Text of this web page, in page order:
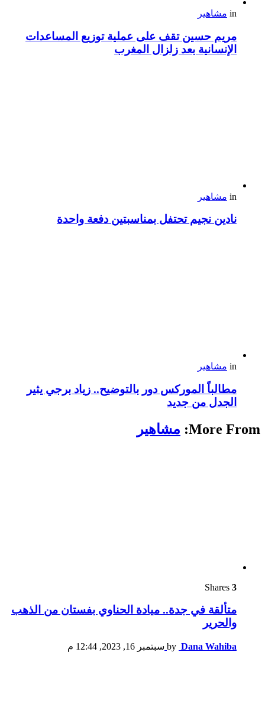
in مشاهير
مريم حسين تقف على عملية توزيع المساعدات
الإنسانية بعد زلزال المغرب
in مشاهير
نادين نجيم تحتفل بمناسبتين دفعة واحدة
in مشاهير
مطالباً الموركس دور بالتوضيح.. زياد برجي يثير
الجدل من جديد
More From: مشاهير
3
متألقة في جدة.. ميادة الحناوي بفستان من الذهب
والحرير
by Dana Wahiba سبتمبر 16, 2023, 12:44 م